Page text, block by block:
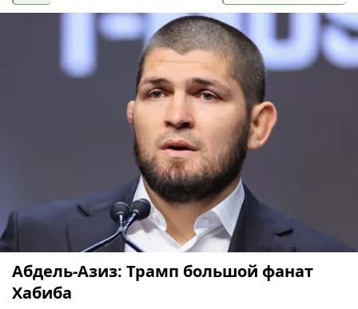
Абдель-Азиз: Трамп большой фанат
Хабиба